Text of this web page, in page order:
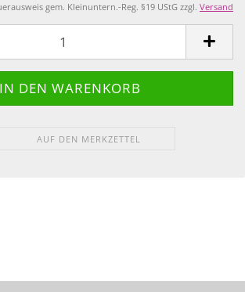
gem. Kleinuntern.-Reg. §19 UStG zzgl. Versand
AUF DEN MERKZETTEL